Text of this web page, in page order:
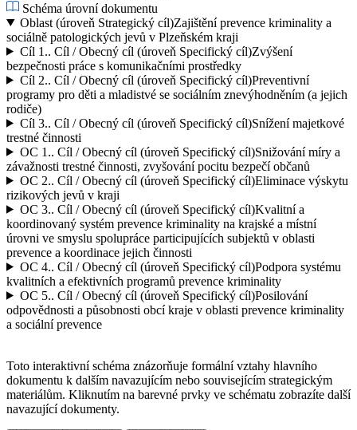
Schéma úrovní dokumentu
Oblast (úroveň Strategický cíl)Zajištění prevence kriminality a
sociálně patologických jevů v Plzeňském kraji
Cíl 1.. Cíl / Obecný cíl (úroveň Specifický cíl)Zvýšení
bezpečnosti práce s komunikačními prostředky
Cíl 2.. Cíl / Obecný cíl (úroveň Specifický cíl)Preventivní
programy pro děti a mladistvé se sociálním znevýhodněním (a jejich
rodiče)
Cíl 3.. Cíl / Obecný cíl (úroveň Specifický cíl)Snížení majetkové
trestné činnosti
OC 1.. Cíl / Obecný cíl (úroveň Specifický cíl)Snižování míry a
závažnosti trestné činnosti, zvyšování pocitu bezpečí občanů
OC 2.. Cíl / Obecný cíl (úroveň Specifický cíl)Eliminace výskytu
rizikových jevů v kraji
OC 3.. Cíl / Obecný cíl (úroveň Specifický cíl)Kvalitní a
koordinovaný systém prevence kriminality na krajské a místní
úrovni ve smyslu spolupráce participujících subjektů v oblasti
prevence a koordinace jejich činnosti
OC 4.. Cíl / Obecný cíl (úroveň Specifický cíl)Podpora systému
kvalitních a efektivních programů prevence kriminality
OC 5.. Cíl / Obecný cíl (úroveň Specifický cíl)Posilování
odpovědnosti a působnosti obcí kraje v oblasti prevence kriminality
a sociální prevence
Toto interaktivní schéma znázorňuje formální vztahy hlavního
dokumentu k dalším navazujícím nebo souvisejícím strategickým
materiálům. Kliknutím na barevné prvky ve schématu zobrazíte další
navazující dokumenty.